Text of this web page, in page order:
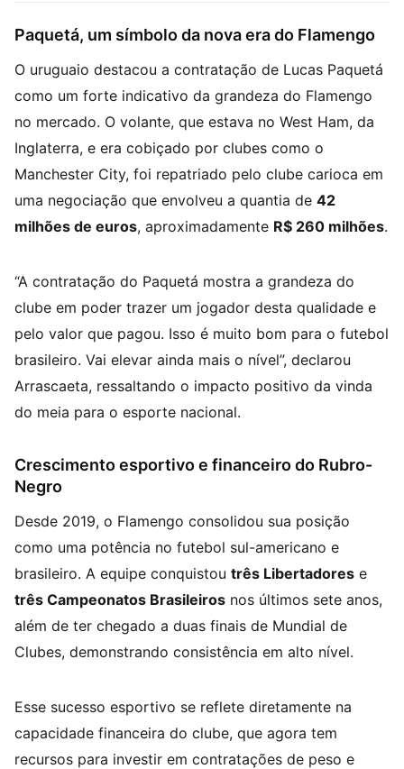
Paquetá, um símbolo da nova era do Flamengo
O uruguaio destacou a contratação de Lucas Paquetá
como um forte indicativo da grandeza do Flamengo
no mercado. O volante, que estava no West Ham, da
Inglaterra, e era cobiçado por clubes como o
Manchester City, foi repatriado pelo clube carioca em
uma negociação que envolveu a quantia de 42
milhões de euros, aproximadamente R$ 260 milhões.
“A contratação do Paquetá mostra a grandeza do
clube em poder trazer um jogador desta qualidade e
pelo valor que pagou. Isso é muito bom para o futebol
brasileiro. Vai elevar ainda mais o nível”, declarou
Arrascaeta, ressaltando o impacto positivo da vinda
do meia para o esporte nacional.
Crescimento esportivo e financeiro do Rubro-
Negro
Desde 2019, o Flamengo consolidou sua posição
como uma potência no futebol sul-americano e
brasileiro. A equipe conquistou três Libertadores e
três Campeonatos Brasileiros nos últimos sete anos,
além de ter chegado a duas finais de Mundial de
Clubes, demonstrando consistência em alto nível.
Esse sucesso esportivo se reflete diretamente na
capacidade financeira do clube, que agora tem
recursos para investir em contratações de peso e